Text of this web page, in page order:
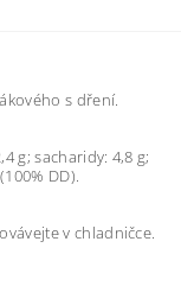
s dření.
g; sacharidy: 4,8 g;
DD).
v chladničce.